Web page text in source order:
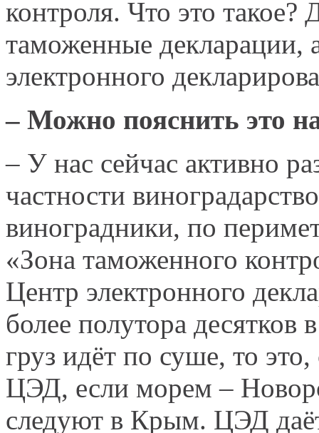
контроля. Что это
таможенные декларации,
электронного
– Можно пояснить это
– У нас сейчас активно
частности
виноградники, по
«Зона таможенного
Центр электронного
более полутора
груз идёт по суше, то это,
ЦЭД, если морем –
следуют в Крым. ЦЭД